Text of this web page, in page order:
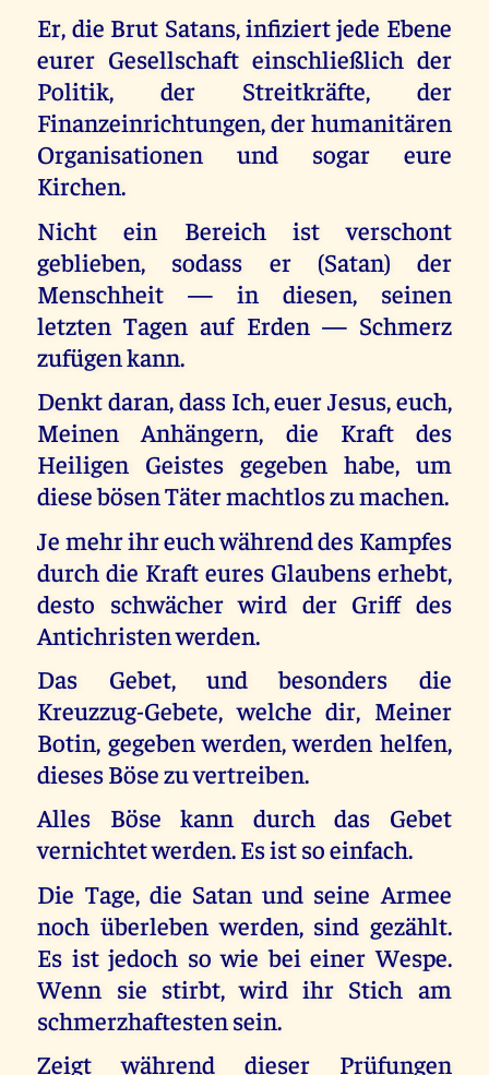
Er, die Brut Satans, infiziert jede Ebene
eurer Gesellschaft einschließlich der
Politik, der Streitkräfte, der
Finanzeinrichtungen, der humanitären
Organisationen und sogar eure
Kirchen.
Nicht ein Bereich ist verschont
geblieben, sodass er (Satan) der
Menschheit — in diesen, seinen
letzten Tagen auf Erden — Schmerz
zufügen kann.
Denkt daran, dass Ich, euer Jesus, euch,
Meinen Anhängern, die Kraft des
Heiligen Geistes gegeben habe, um
diese bösen Täter machtlos zu machen.
Je mehr ihr euch während des Kampfes
durch die Kraft eures Glaubens erhebt,
desto schwächer wird der Griff des
Antichristen werden.
Das Gebet, und besonders die
Kreuzzug-Gebete, welche dir, Meiner
Botin, gegeben werden, werden helfen,
dieses Böse zu vertreiben.
Alles Böse kann durch das Gebet
vernichtet werden. Es ist so einfach.
Die Tage, die Satan und seine Armee
noch überleben werden, sind gezählt.
Es ist jedoch so wie bei einer Wespe.
Wenn sie stirbt, wird ihr Stich am
schmerzhaftesten sein.
Zeigt während dieser Prüfungen